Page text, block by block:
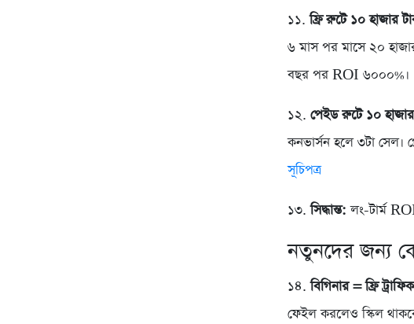
১১.ফ্রি রুটে ১০ হাজার
৬ মাস পর মাসে ২০
বছর পর ROI ৬০০০%।
১২.পেইড রুটে ১০
কনভার্সন হলে ৩টা সেল।
সূচিপত্র
১৩.সিদ্ধান্ত: লং-টার্ম
নতুনদের জন্য
১৪.বিগিনার = ফ্রি
ফেইল করলেও স্কিল